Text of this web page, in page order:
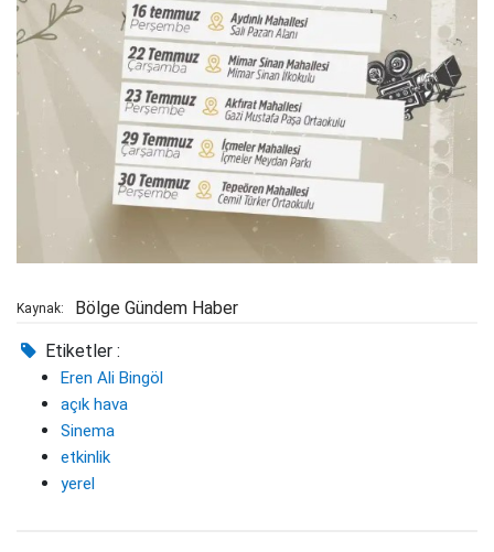
Kaynak: Bölge Gündem Haber
Etiketler :
Eren Ali Bingöl
açık hava
Sinema
etkinlik
yerel